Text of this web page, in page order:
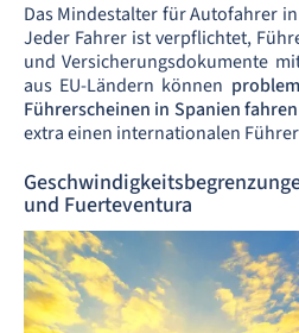
Das Mindestalter für Autofahrer
Jeder Fahrer ist verpflichtet,
und Versicherungsdokumente
aus EU-Ländern können
Führerscheinen in Spanien fahren
extra einen internationalen
und Fuerteventura